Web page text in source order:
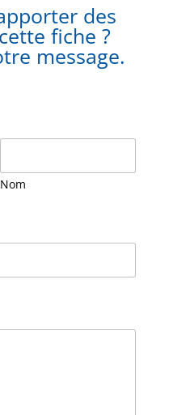
des
fiche ?
message.
Nom